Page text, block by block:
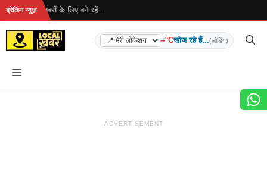
Skip
content
ब्रेकिंग न्यूज़
है... ताज़ा खबरों के लिए बने रहें...
--°Cखोज रहे हैं...(लोडिंग)
Menu
ADVERTISEMENT